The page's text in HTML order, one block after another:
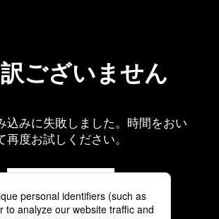
ございません
込みに失敗しました。時間をおい
再度お試しください。